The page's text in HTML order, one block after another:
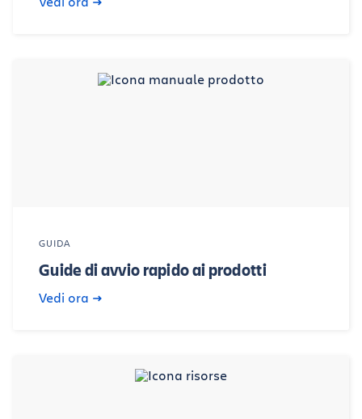
GUIDA
Guide di avvio rapido ai prodotti
Vedi ora